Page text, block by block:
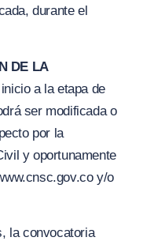
durante el
DE LA
a la etapa de
ser modificada o
por la
y oportunamente
sc.gov.coy/o
la convocatoria